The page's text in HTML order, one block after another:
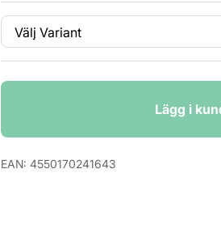
Variant
Lägg i
EAN: 4550170241643